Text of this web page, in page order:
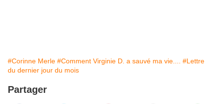
#Corinne Merle #Comment Virginie D. a sauvé ma vie....
#Lettre
du dernier jour du mois
Partager